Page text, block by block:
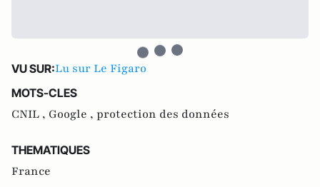
VU SUR:Lu sur Le Figaro
MOTS-CLES
CNIL , Google , protection des données
THEMATIQUES
France